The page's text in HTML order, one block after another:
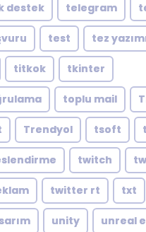
destek telegram
test tez
titkok tkinter
toplu mail
Trendyol tsoft
twitch
twitter rt txt
unity unreal